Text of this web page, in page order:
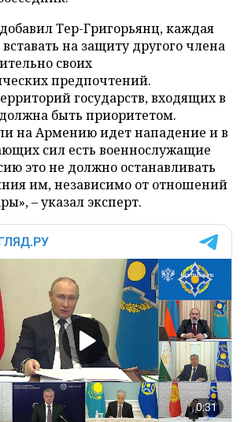
Тер-Григорьянц, каждая
на защиту другого члена
своих
предпочтений.
государств, входящих в
быть приоритетом.
на Армению идет нападение и в
сил есть военнослужащие
это не должно останавливать
им, независимо от отношений
– указал эксперт.